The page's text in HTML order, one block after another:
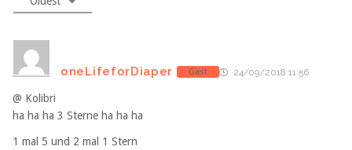
oneLifeforDiaper Gast 24/09/2018 11:56
@ Kolibri
ha ha ha 3 Sterne ha ha ha
1 mal 5 und 2 mal 1 Stern